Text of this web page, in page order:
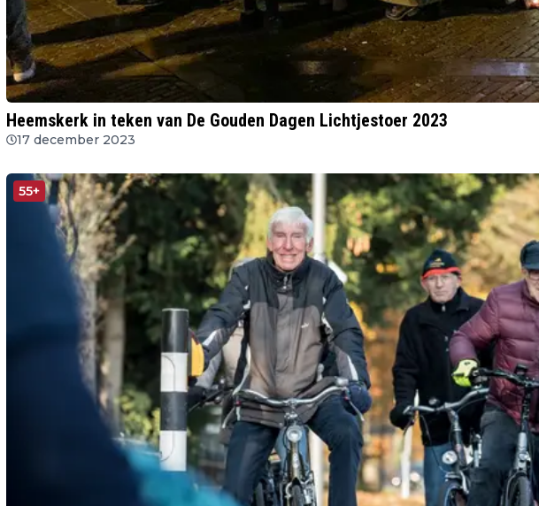
Heemskerk in teken van De Gouden Dagen Lichtjestoer 2023
17 december 2023
55+